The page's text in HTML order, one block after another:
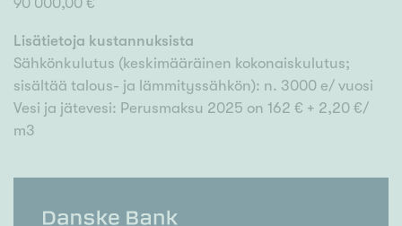
Lisätietoja kustannuksista
Sähkönkulutus (keskimääräinen kokonaiskulutus;
sisältää talous- ja lämmityssähkön): n. 3000 e/ vuosi
Vesi ja jätevesi: Perusmaksu 2025 on 162 € + 2,20 €/
m3